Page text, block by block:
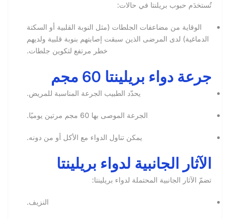
تُستخدَم حبوب بريلنتا في حالات:
الوقاية من مضاعفات الجلطات (مثل النوبة القلبية أو السكتة
الدماغية) لدى المرضى الذين سبقت إصابتهم بنوبة قلبية ولديهم
خطر مرتفع لتكوين جلطات.
جرعة دواء بريلينتا 60 مجم
يحدّد الطبيب الجرعة المناسبة للمريض.
الجرعة الموصى بها 60 مجم مرتين يوميًا.
يمكن تناول الدواء مع الأكل أو من دونه.
الآثار الجانبية لدواء بريلينتا
تضمّ الآثار الجانبية المحتملة لدواء بريلينتا:
النزيف.